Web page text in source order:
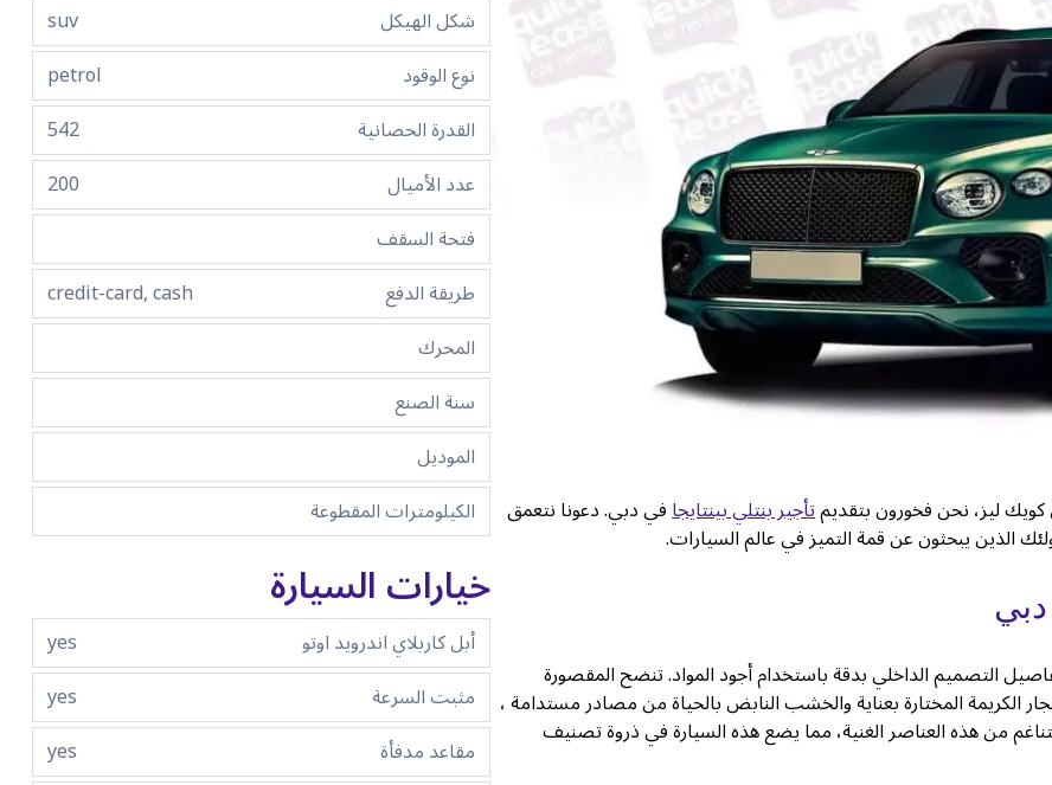
تأجير بنتلي بينتايجافي دبي. دعونا نتعمق
تم تصميم كل تفاصيل التصميم الداخلي بدقة باستخدام أجود المواد. تنضح المقصورة
الكريمة المختارة بعناية والخشب النابض بالحياة من مصادر مستدامة ،
من هذه العناصر الغنية، مما يضع هذه السيارة في ذروة تصنيف
شكل الهيكل
suv
نوع الوقود
petrol
القدرة الحصانية
542
عدد الأميال
200
فتحة السقف
طريقة الدفع
credit-card, cash
المحرك
سنة الصنع
الموديل
الكيلومترات المقطوعة
خيارات السيارة
أبل كاربلاي اندرويد اوتو
yes
مثبت السرعة
yes
مقاعد مدفأة
yes